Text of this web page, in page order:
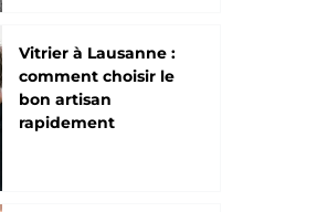
Vitrier à Lausanne :
comment choisir le
bon artisan
rapidement